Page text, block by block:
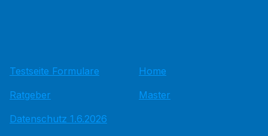
Testseite Formulare
Ratgeber
Datenschutz 1.6.2026
Home
Master